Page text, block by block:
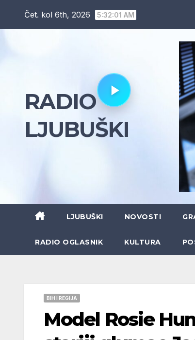
Čet. kol 6th, 2026 5:32:03 AM
RADIO
LJUBUŠKI
LJUBUŠKI NOVOSTI
RADIO OGLASNIK KULTURA
BIH I REGIJA
Model Rosie